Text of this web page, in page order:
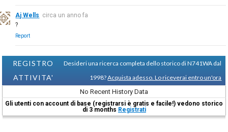
Aj Wells circa un anno fa
?
Report
REGISTRO
ATTIVITA'
Desideri una ricerca completa dello storico di N741WA dal
1998?Acquista adesso. Lo riceverai entro un'ora
No Recent History Data
Gli utenti con account di base (registrarsi è gratis e facile!) vedono storico
di 3 months Registrati